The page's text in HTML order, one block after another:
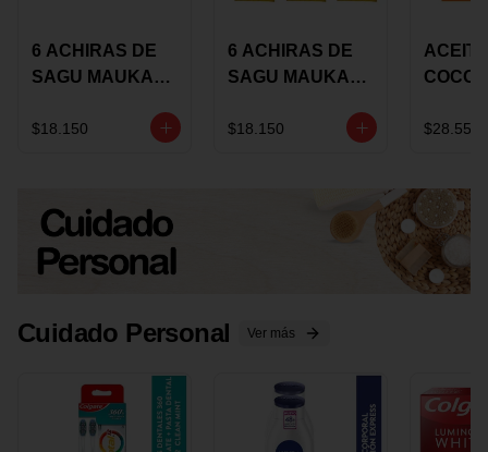
6 ACHIRAS DE
SAGU MAUKA
$18.150
6 ACHIRAS DE
SAGU MAUKA
GRS
$18.150
COCO
150G
$28.550
Cuidado Personal Ver más